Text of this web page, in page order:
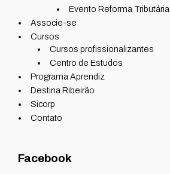
Evento Reforma Tributária
Associe-se
Cursos
Cursos profissionalizantes
Centro de Estudos
Programa Aprendiz
Destina Ribeirão
Sicorp
Contato
Facebook